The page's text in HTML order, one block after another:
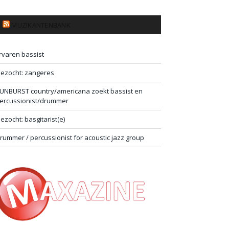
bassist
zangeres
country/americana zoekt bassist en
drummer
basgitarist(e)
/ percussionist for acoustic jazz group